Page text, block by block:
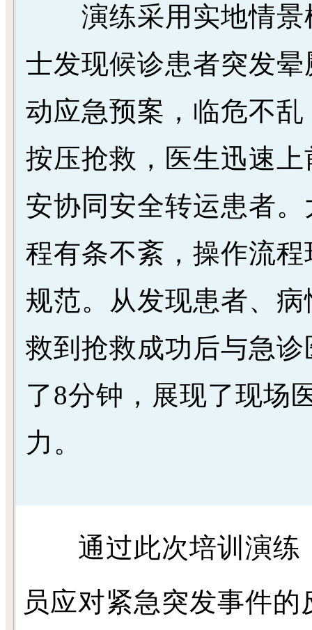
演练采用实地情景
士发现候诊患者突发
动应急预案，临危不
按压抢救，医生迅速
安协同安全转运患者
程有条不紊，操作流
规范。从发现患者、
救到抢救成功后与急
了8分钟，展现了现场
力。
通过此次培训演练
员应对紧急突发事件